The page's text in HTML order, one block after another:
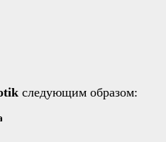
следующим образом: